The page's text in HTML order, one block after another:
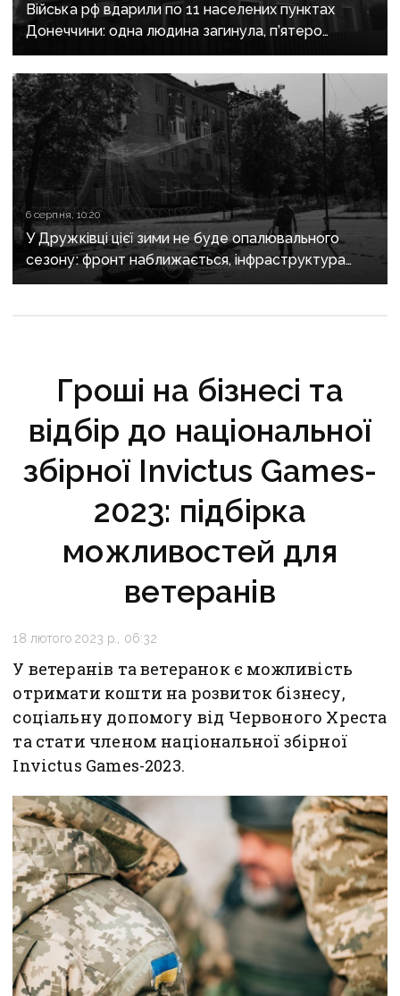
Війська рф вдарили по 11 населених пунктах
Донеччини: одна людина загинула, п’ятеро
поранені
6 серпня, 10:20
У Дружківці цієї зими не буде опалювального
сезону: фронт наближається, інфраструктура
критично зруйнована
Гроші на бізнесі та
відбір до національної
збірної Invictus Games-
2023: підбірка
можливостей для
ветеранів
18 лютого 2023 р., 06:32
У ветеранів та ветеранок є можливість
отримати кошти на розвиток бізнесу,
соціальну допомогу від Червоного Хреста
та стати членом національної збірної
Invictus Games-2023.